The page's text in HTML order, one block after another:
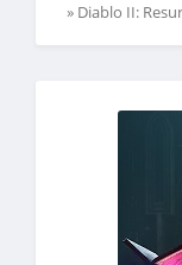
» Diablo II: